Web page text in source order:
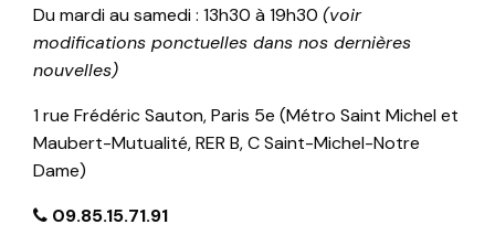
Du mardi au samedi : 13h30 à 19h30 (voir
modifications ponctuelles dans nos dernières
nouvelles)
1 rue Frédéric Sauton, Paris 5e (Métro Saint Michel et
Maubert-Mutualité, RER B, C Saint-Michel-Notre
Dame)
09.85.15.71.91